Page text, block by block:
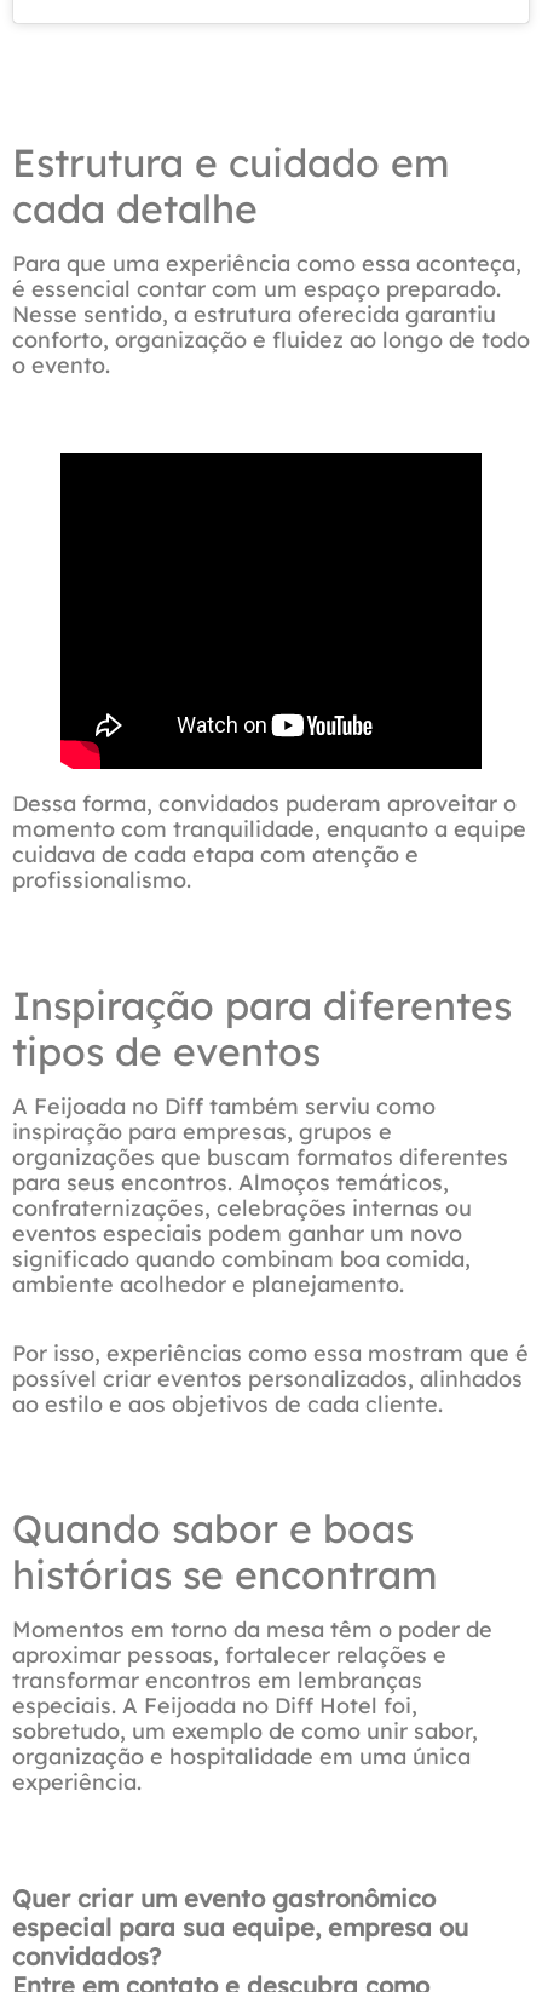
Estrutura e cuidado em
cada detalhe
Para que uma experiência como essa aconteça,
é essencial contar com um espaço preparado.
Nesse sentido, a estrutura oferecida garantiu
conforto, organização e fluidez ao longo de todo
o evento.
Dessa forma, convidados puderam aproveitar o
momento com tranquilidade, enquanto a equipe
cuidava de cada etapa com atenção e
profissionalismo.
Inspiração para diferentes
tipos de eventos
A Feijoada no Diff também serviu como
inspiração para empresas, grupos e
organizações que buscam formatos diferentes
para seus encontros. Almoços temáticos,
confraternizações, celebrações internas ou
eventos especiais podem ganhar um novo
significado quando combinam boa comida,
ambiente acolhedor e planejamento.
Por isso, experiências como essa mostram que é
possível criar eventos personalizados, alinhados
ao estilo e aos objetivos de cada cliente.
Quando sabor e boas
histórias se encontram
Momentos em torno da mesa têm o poder de
aproximar pessoas, fortalecer relações e
transformar encontros em lembranças
especiais. A Feijoada no Diff Hotel foi,
sobretudo, um exemplo de como unir sabor,
organização e hospitalidade em uma única
experiência.
Quer criar um evento gastronômico
especial para sua equipe, empresa ou
convidados?
Entre em contato e descubra como